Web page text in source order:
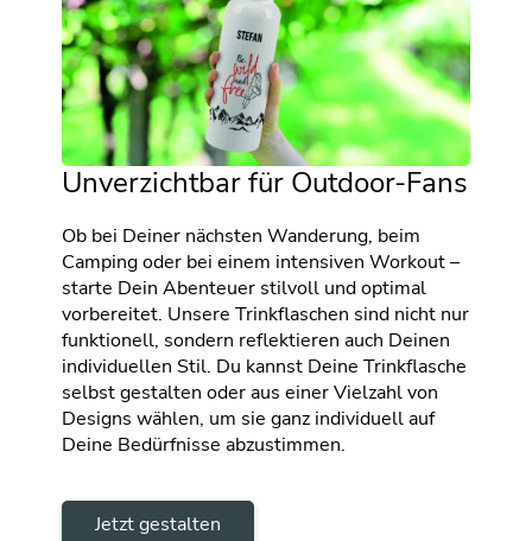
Unverzichtbar für Outdoor-Fans
Ob bei Deiner nächsten Wanderung, beim
Camping oder bei einem intensiven Workout –
starte Dein Abenteuer stilvoll und optimal
vorbereitet. Unsere Trinkflaschen sind nicht nur
funktionell, sondern reflektieren auch Deinen
individuellen Stil. Du kannst Deine Trinkflasche
selbst gestalten oder aus einer Vielzahl von
Designs wählen, um sie ganz individuell auf
Deine Bedürfnisse abzustimmen.
Jetzt gestalten